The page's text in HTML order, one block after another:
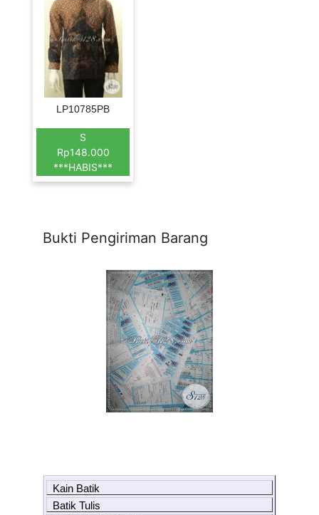
LP10785PB
S
Rp148.000
***HABIS***
Bukti Pengiriman Barang
Kain Batik
Batik Tulis